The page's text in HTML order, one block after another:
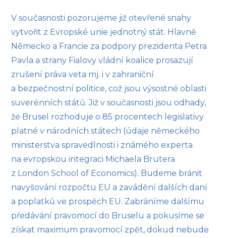
V současnosti pozorujeme již otevřené snahy
vytvořit z Evropské unie jednotný stát. Hlavně
Německo a Francie za podpory prezidenta Petra
Pavla a strany Fialovy vládní koalice prosazují
zrušení práva veta mj. i v zahraniční
a bezpečnostní politice, což jsou výsostné oblasti
suverénních států. Již v současnosti jsou odhady,
že Brusel rozhoduje o 85 procentech legislativy
platné v národních státech (údaje německého
ministerstva spravedlnosti i známého experta
na evropskou integraci Michaela Brutera
z London School of Economics). Budeme bránit
navyšování rozpočtu EU a zavádění dalších daní
a poplatků ve prospěch EU. Zabráníme dalšímu
předávání pravomocí do Bruselu a pokusíme se
získat maximum pravomocí zpět, dokud nebude